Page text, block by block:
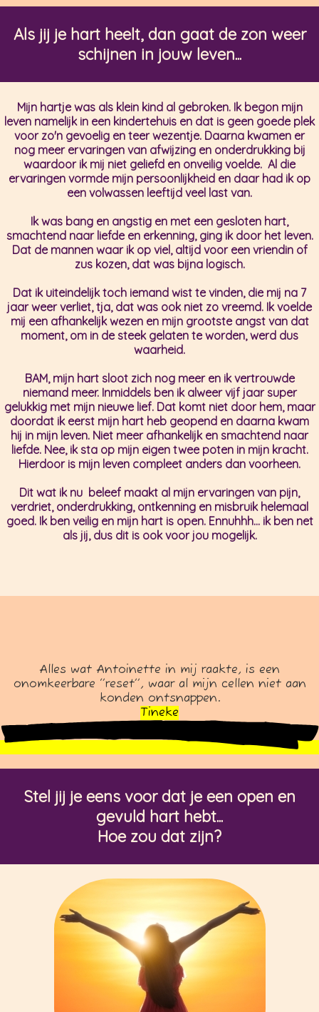
Als jij je hart heelt, dan gaat de zon weer
schijnen in jouw leven...
Mijn hartje was als klein kind al gebroken. Ik begon mijn
leven namelijk in een kindertehuis en dat is geen goede plek
voor zo'n gevoelig en teer wezentje. Daarna kwamen er
nog meer ervaringen van afwijzing en onderdrukking bij
waardoor ik mij niet geliefd en onveilig voelde. Al die
ervaringen vormde mijn persoonlijkheid en daar had ik op
een volwassen leeftijd veel last van.
Ik was bang en angstig en met een gesloten hart,
smachtend naar liefde en erkenning, ging ik door het leven.
Dat de mannen waar ik op viel, altijd voor een vriendin of
zus kozen, dat was bijna logisch.
Dat ik uiteindelijk toch iemand wist te vinden, die mij na 7
jaar weer verliet, tja, dat was ook niet zo vreemd. Ik voelde
mij een afhankelijk wezen en mijn grootste angst van dat
moment, om in de steek gelaten te worden, werd dus
waarheid.
BAM, mijn hart sloot zich nog meer en ik vertrouwde
niemand meer. Inmiddels ben ik alweer vijf jaar super
gelukkig met mijn nieuwe lief. Dat komt niet door hem, maar
doordat ik eerst mijn hart heb geopend en daarna kwam
hij in mijn leven. Niet meer afhankelijk en smachtend naar
liefde. Nee, ik sta op mijn eigen twee poten in mijn kracht.
Hierdoor is mijn leven compleet anders dan voorheen.
Dit wat ik nu beleef maakt al mijn ervaringen van pijn,
verdriet, onderdrukking, ontkenning en misbruik helemaal
goed. Ik ben veilig en mijn hart is open. Ennuhhh... ik ben net
als jij, dus dit is ook voor jou mogelijk.
Alles wat Antoinette in mij raakte, is een
onomkeerbare ‘’reset’’, waar al mijn cellen niet aan
konden ontsnappen.
Tineke
Stel jij je eens voor dat je een open en
gevuld hart hebt...
Hoe zou dat zijn?